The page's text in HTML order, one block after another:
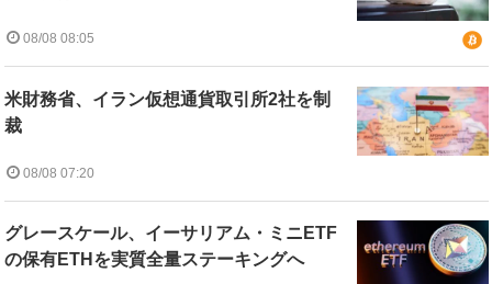
08/08 08:05
米財務省、イラン仮想通貨取引所2社を制
裁
08/08 07:20
グレースケール、イーサリアム・ミニETF
の保有ETHを実質全量ステーキングへ